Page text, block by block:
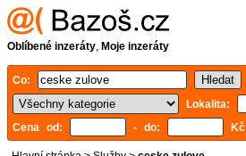
Oblíbené inzeráty, Moje inzeráty
Co:
Lokalita:
Cena od:
- do: Kč